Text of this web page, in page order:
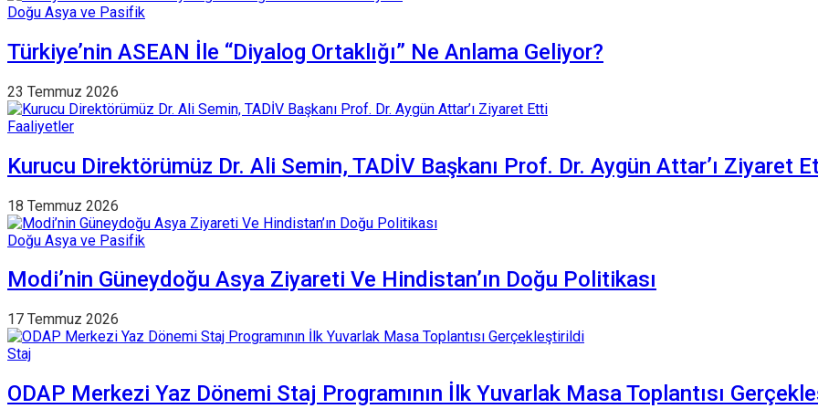
Doğu Asya ve Pasifik
Türkiye’nin ASEAN İle “Diyalog Ortaklığı” Ne Anlama Geliyor?
23 Temmuz 2026
Faaliyetler
Kurucu Direktörümüz Dr. Ali Semin, TADİV Başkanı Prof. Dr. Aygün Attar’ı Ziyaret
18 Temmuz 2026
Doğu Asya ve Pasifik
Modi’nin Güneydoğu Asya Ziyareti Ve Hindistan’ın Doğu Politikası
17 Temmuz 2026
Staj
ODAP Merkezi Yaz Dönemi Staj Programının İlk Yuvarlak Masa Toplantısı